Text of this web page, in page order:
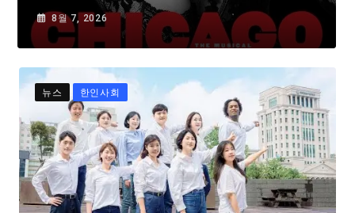
8월 7, 2026
뉴스 한인사회